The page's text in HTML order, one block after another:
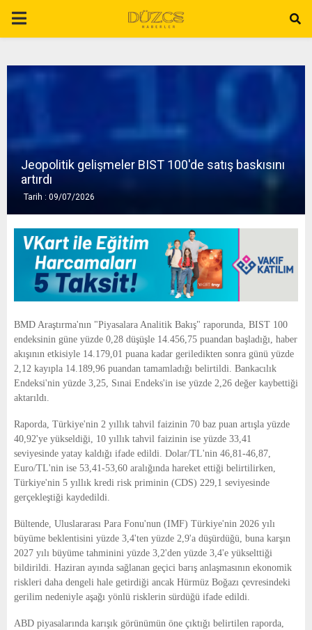
P
I
A
E
N
U
Jeopolitik gelişmeler BIST 100'de satış baskısını
artırdı
Tarih : 09/07/2026
BMD Araştırma'nın "Piyasalara Analitik Bakış" raporunda, BIST 100
endeksinin güne yüzde 0,28 düşüşle 14.456,75 puandan başladığı, haber
akışının etkisiyle 14.179,01 puana kadar geriledikten sonra günü yüzde
2,12 kayıpla 14.189,96 puandan tamamladığı belirtildi. Bankacılık
Endeksi'nin yüzde 3,25, Sınai Endeks'in ise yüzde 2,26 değer kaybettiği
aktarıldı.
Raporda, Türkiye'nin 2 yıllık tahvil faizinin 70 baz puan artışla yüzde
40,92'ye yükseldiği, 10 yıllık tahvil faizinin ise yüzde 33,41
seviyesinde yatay kaldığı ifade edildi. Dolar/TL'nin 46,81-46,87,
Euro/TL'nin ise 53,41-53,60 aralığında hareket ettiği belirtilirken,
Türkiye'nin 5 yıllık kredi risk priminin (CDS) 229,1 seviyesinde
gerçekleştiği kaydedildi.
Bültende, Uluslararası Para Fonu'nun (IMF) Türkiye'nin 2026 yılı
büyüme beklentisini yüzde 3,4'ten yüzde 2,9'a düşürdüğü, buna karşın
2027 yılı büyüme tahminini yüzde 3,2'den yüzde 3,4'e yükselttiği
bildirildi. Haziran ayında sağlanan geçici barış anlaşmasının ekonomik
riskleri daha dengeli hale getirdiği ancak Hürmüz Boğazı çevresindeki
gerilim nedeniyle aşağı yönlü risklerin sürdüğü ifade edildi.
ABD piyasalarında karışık görünümün öne çıktığı belirtilen raporda,